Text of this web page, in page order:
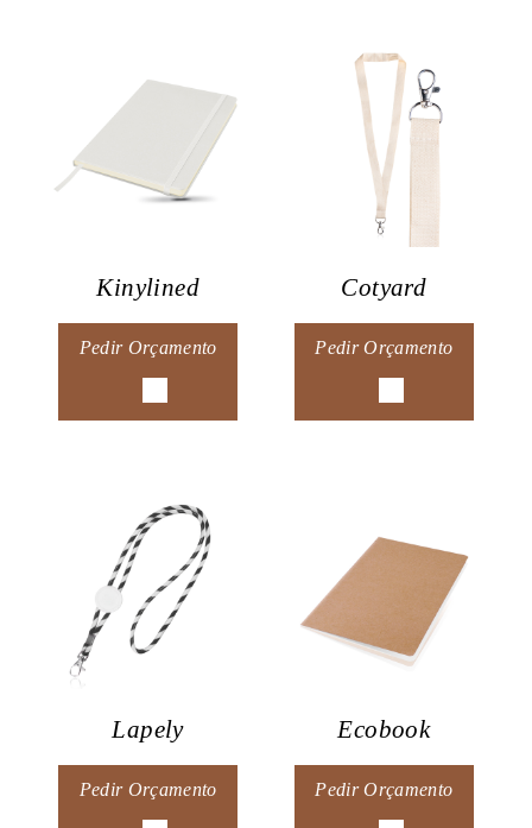
Kinylined
Pedir Orçamento
Cotyard
Pedir Orçamento
Lapely
Pedir Orçamento
Ecobook
Pedir Orçamento